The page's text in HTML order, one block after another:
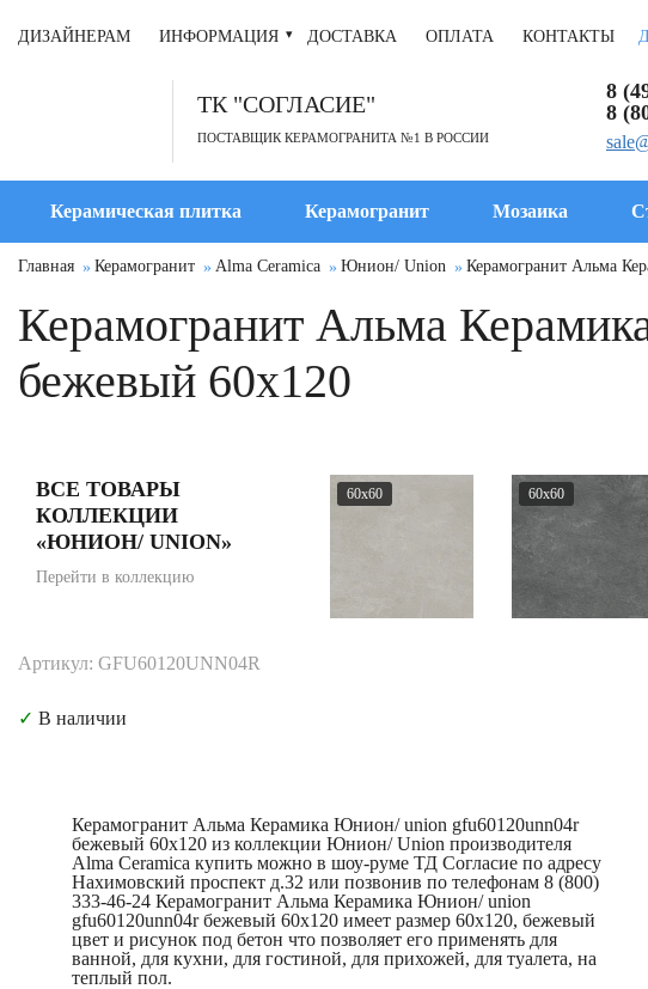
ДИЗАЙНЕРАМ ИНФОРМАЦИЯ ДОСТАВКА ОПЛАТА КОНТАКТЫ
ТК "СОГЛАСИЕ"
ПОСТАВЩИК КЕРАМОГРАНИТА №1 В РОССИИ
8
8
Керамическая плитка Керамогранит Мозаика
Главная Керамогранит Alma Ceramica Юнион/ Union Керамогранит Альма
Керамогранит Альма
бежевый 60x120
ВСЕ ТОВАРЫ
КОЛЛЕКЦИИ
«ЮНИОН/ UNION»
Перейти в коллекцию
60x60 60x60
Артикул: GFU60120UNN04R
✓ В наличии
Керамогранит Альма Керамика Юнион/ union gfu60120unn04r
бежевый 60x120 из коллекции Юнион/ Union производителя
Alma Ceramica купить можно в шоу-руме ТД Согласие по адресу
Нахимовский проспект д.32 или позвонив по телефонам 8 (800)
333-46-24 Керамогранит Альма Керамика Юнион/ union
gfu60120unn04r бежевый 60x120 имеет размер 60x120, бежевый
цвет и рисунок под бетон что позволяет его применять для
ванной, для кухни, для гостиной, для прихожей, для туалета, на
теплый пол.